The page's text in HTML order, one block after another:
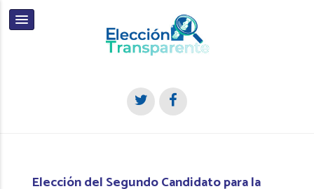
Elección del Segundo Candidato para la